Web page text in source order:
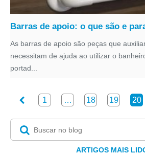
Barras de apoio: o que são e
As barras de apoio são peças que
necessitam de ajuda ao utilizar o
portad...
1 … 18 19 20
ARTIGOS MAIS